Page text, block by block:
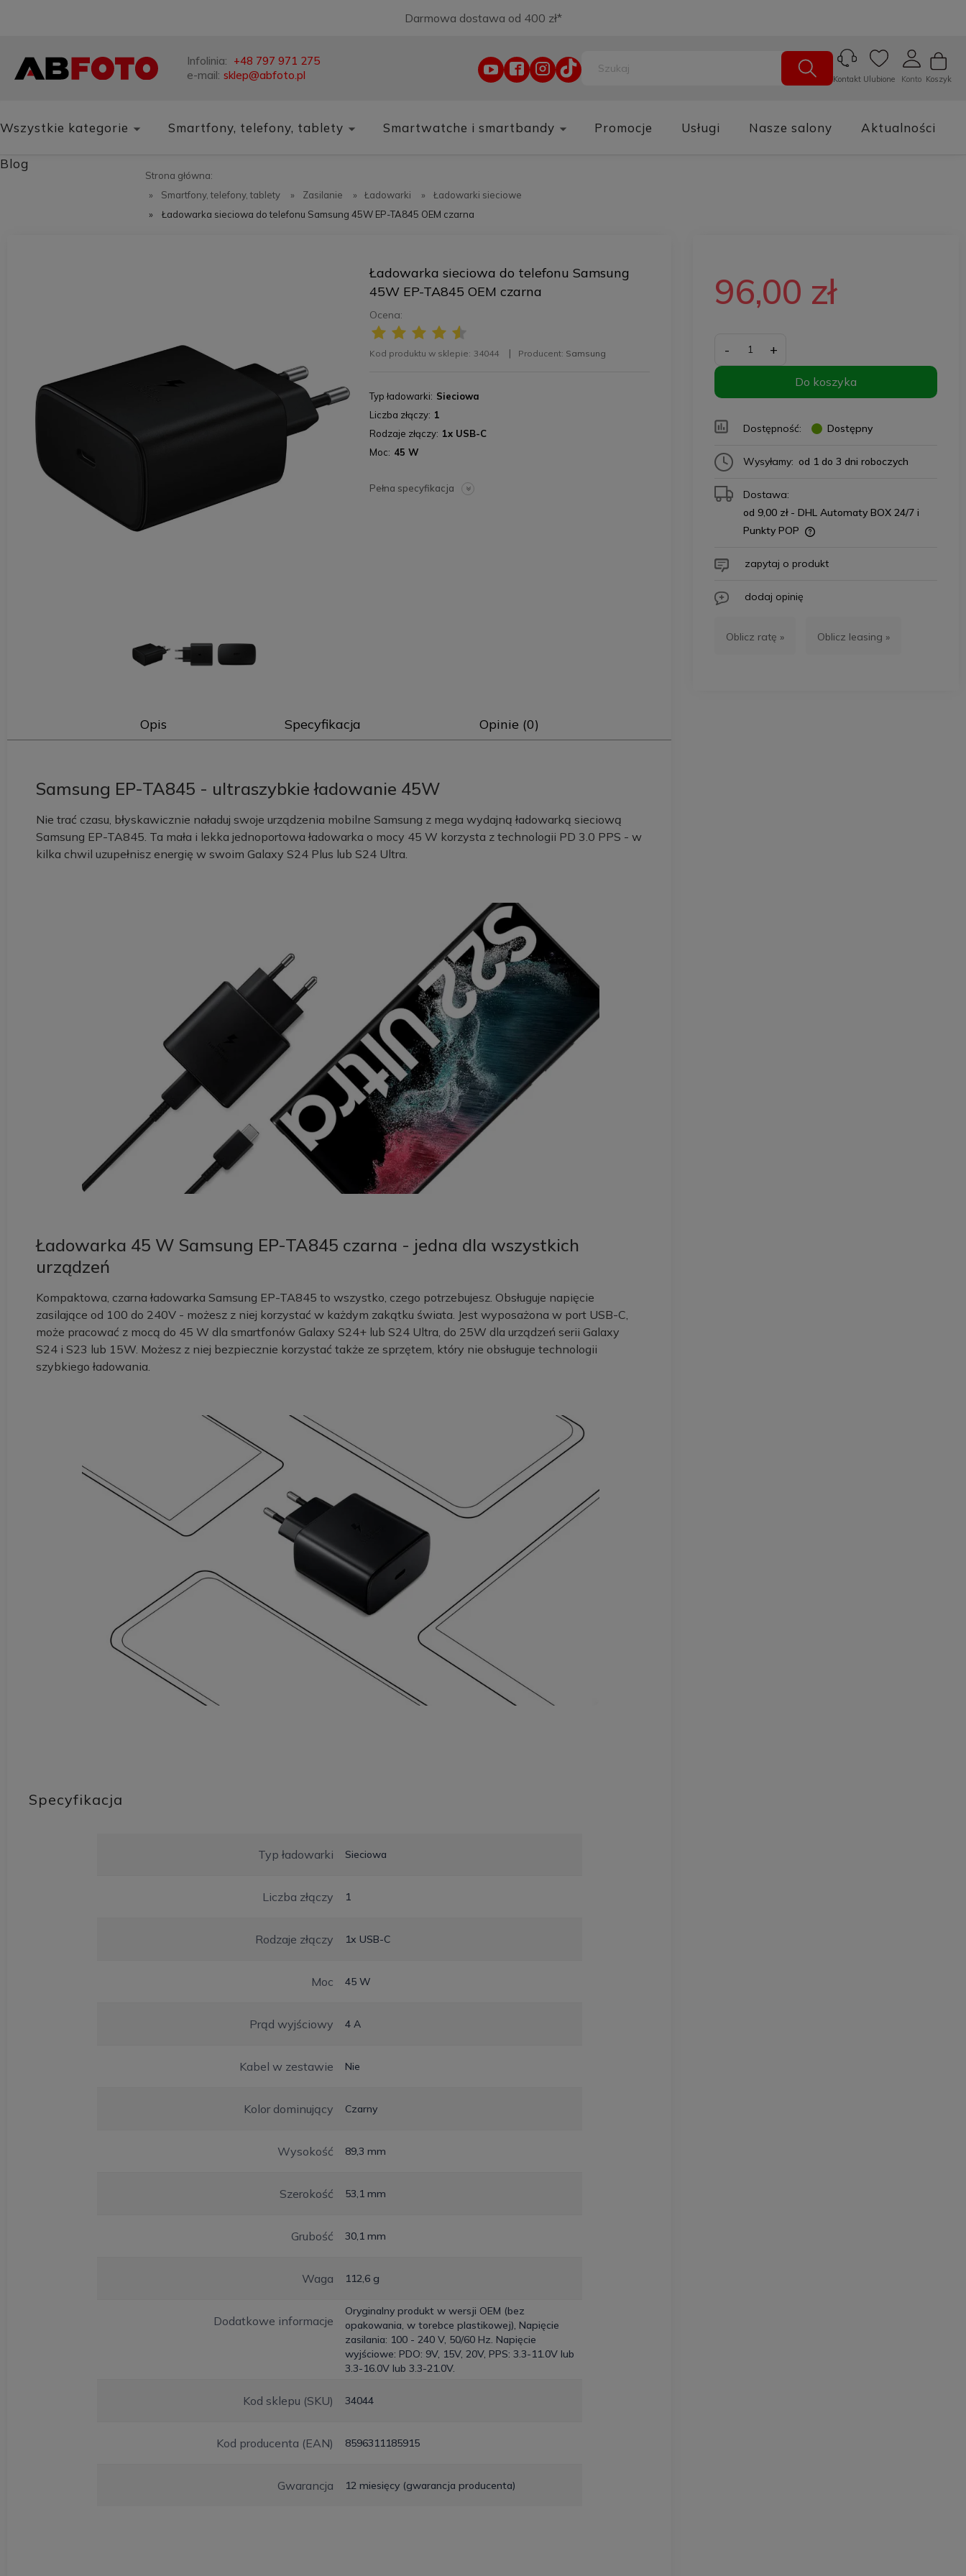
Darmowa dostawa od 400 zł*
Infolinia: +48 797 971 275
e-mail: sklep@abfoto.pl Koszyk
Konto
Ulubione
Kontakt
Wszystkie kategorie Smartfony, telefony, tablety Smartwatche i smartbandy Promocje Usługi Nasze salony Aktualności
Blog
Strona główna:
»
Smartfony, telefony, tablety » Zasilanie » Ładowarki »
Ładowarki sieciowe
»
Ładowarka sieciowa do telefonu Samsung 45W EP-TA845 OEM czarna
Ładowarka sieciowa do telefonu Samsung
45W EP-TA845 OEM czarna
Ocena:
Kod produktu w sklepie: 34044 Producent: Samsung
Typ ładowarki
Sieciowa
Liczba złączy 1
Rodzaje złączy 1x USB-C
Moc
45 W
Pełna specyfikacja
Opis Specyfikacja Opinie (0)
Samsung EP-TA845 - ultraszybkie ładowanie 45W
Nie trać czasu, błyskawicznie naładuj swoje urządzenia mobilne Samsung z mega wydajną ładowarką sieciową
Samsung EP-TA845. Ta mała i lekka jednoportowa ładowarka o mocy 45 W korzysta z technologii PD 3.0 PPS - w
kilka chwil uzupełnisz energię w swoim Galaxy S24 Plus lub S24 Ultra.
Ładowarka 45 W Samsung EP-TA845 czarna - jedna dla wszystkich
urządzeń
Kompaktowa, czarna ładowarka Samsung EP-TA845 to wszystko, czego potrzebujesz. Obsługuje napięcie
zasilające od 100 do 240V - możesz z niej korzystać w każdym zakątku świata. Jest wyposażona w port USB-C,
może pracować z mocą do 45 W dla smartfonów Galaxy S24+ lub S24 Ultra, do 25W dla urządzeń serii Galaxy
S24 i S23 lub 15W. Możesz z niej bezpiecznie korzystać także ze sprzętem, który nie obsługuje technologii
szybkiego ładowania.
Specyfikacja
Typ ładowarki Sieciowa
Liczba złączy 1
Rodzaje złączy 1x USB-C
Moc 45 W
Prąd wyjściowy 4 A
Kabel w zestawie Nie
Kolor dominujący Czarny
Wysokość 89,3 mm
Szerokość 53,1 mm
Grubość 30,1 mm
Waga 112,6 g
Dodatkowe informacje
Oryginalny produkt w wersji OEM (bez
opakowania, w torebce plastikowej), Napięcie
zasilania: 100 - 240 V, 50/60 Hz. Napięcie
wyjściowe: PDO: 9V, 15V, 20V, PPS: 3.3-11.0V lub
3.3-16.0V lub 3.3-21.0V.
Kod sklepu (SKU) 34044
Kod producenta (EAN) 8596311185915
Gwarancja 12 miesięcy (gwarancja producenta)
96,00 zł
- +
Do koszyka
Dostępność: Dostępny
Wysyłamy: od 1 do 3 dni roboczych
Dostawa:
od 9,00 zł - DHL Automaty BOX 24/7 i
Punkty POP
zapytaj o produkt
dodaj opinię
Oblicz ratę » Oblicz leasing »